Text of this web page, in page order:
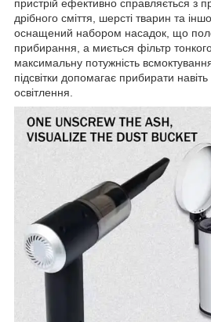
пристрій ефективно справляється з
дрібного сміття, шерсті тварин та
оснащений набором насадок, що
прибирання, а миється фільтр
максимальну потужність
підсвітки допомагає прибирати
освітлення.